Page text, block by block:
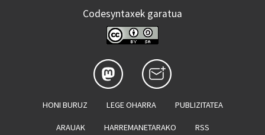
Codesyntaxek garatua
HONI BURUZ LEGE OHARRA PUBLIZITATEA
ARAUAK HARREMANETARAKO RSS